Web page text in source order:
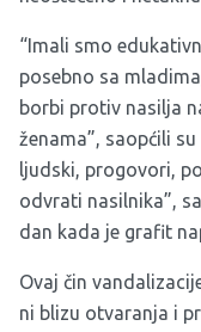
“Imali smo
posebno sa
borbi protiv nasilja
ženama”, saopćili
ljudski, progovori,
odvrati nasilnika”,
dan kada je grafit
Ovaj čin
ni blizu otvaranja i